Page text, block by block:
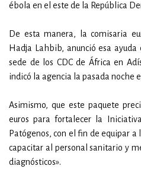
ébola en el este de la República
De esta manera, la comisaria
Hadja Lahbib, anunció esa
sede de los CDC de África en
indicó la agencia la pasada noche
Asimismo, que este paquete
euros para fortalecer la
Patógenos, con el fin de equipar
capacitar al personal sanitario y
diagnósticos».